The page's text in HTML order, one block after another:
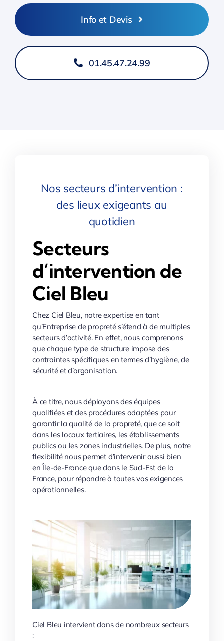
Info et Devis
01.45.47.24.99
Nos secteurs d’intervention :
des lieux exigeants au
quotidien
Secteurs
d’intervention de
Ciel Bleu
Chez Ciel Bleu, notre expertise en tant
qu’Entreprise de propreté s’étend à de multiples
secteurs d’activité. En effet, nous comprenons
que chaque type de structure impose des
contraintes spécifiques en termes d’hygiène, de
sécurité et d’organisation.
À ce titre, nous déployons des équipes
qualifiées et des procédures adaptées pour
garantir la qualité de la propreté, que ce soit
dans les locaux tertiaires, les établissements
publics ou les zones industrielles. De plus, notre
flexibilité nous permet d’intervenir aussi bien
en Île-de-France que dans le Sud-Est de la
France, pour répondre à toutes vos exigences
opérationnelles.
Ciel Bleu intervient dans de nombreux secteurs
: